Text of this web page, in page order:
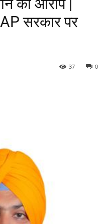
का आरोप |
सरकार पर
0
37